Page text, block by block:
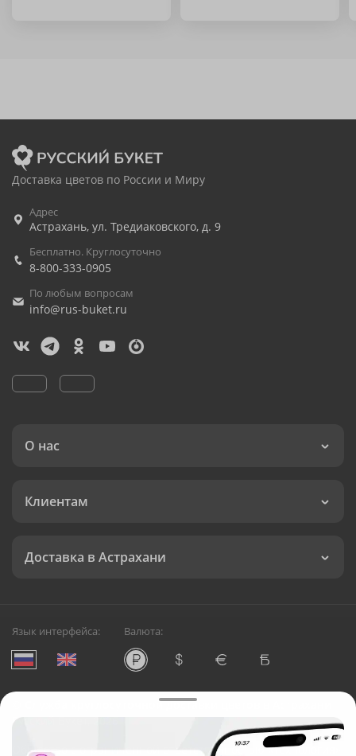
Доставка цветов по России и Миру
Адрес
Астрахань, ул. Тредиаковского, д. 9
Бесплатно. Круглосуточно
8-800-333-0905
По любым вопросам
info@rus-buket.ru
О нас
Клиентам
Доставка в Астрахани
Язык интерфейса: Валюта:
Служба круглосуточной доставки цветов в Астрахани
Русский Букет, 2026
Общество с ограниченной ответственностью «Технология»